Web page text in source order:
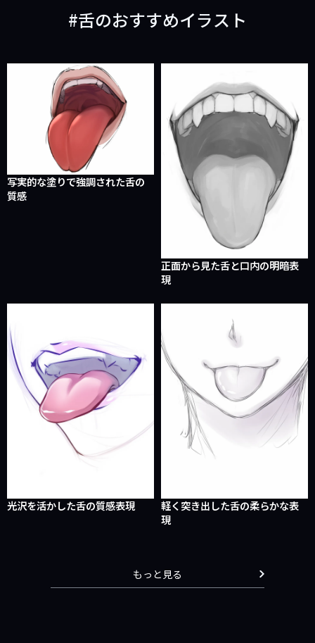
舌のおすすめイラスト
写実的な塗りで強調された舌の
質感
正面から見た舌と口内の明暗表
現
光沢を活かした舌の質感表現
軽く突き出した舌の柔らかな表
現
もっと見る